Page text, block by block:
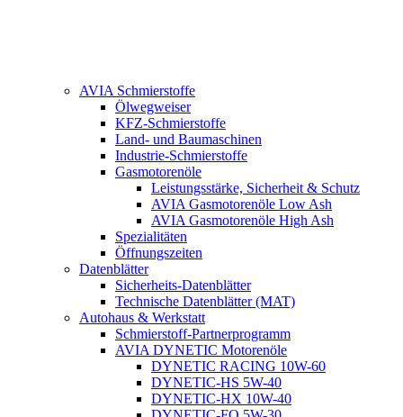
AVIA Schmierstoffe
Ölwegweiser
KFZ-Schmierstoffe
Land- und Baumaschinen
Industrie-Schmierstoffe
Gasmotorenöle
Leistungsstärke, Sicherheit & Schutz
AVIA Gasmotorenöle Low Ash
AVIA Gasmotorenöle High Ash
Spezialitäten
Öffnungszeiten
Datenblätter
Sicherheits-Datenblätter
Technische Datenblätter (MAT)
Autohaus & Werkstatt
Schmierstoff-Partnerprogramm
AVIA DYNETIC Motorenöle
DYNETIC RACING 10W-60
DYNETIC-HS 5W-40
DYNETIC-HX 10W-40